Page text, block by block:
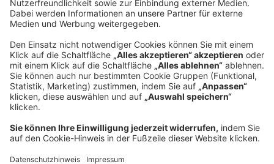
Telefon:
+49 89 9230-0
Fax:
+49 89 9230-8202
NEWSROOM
IMPRESSUM
HILFE
DATENSCHUTZ